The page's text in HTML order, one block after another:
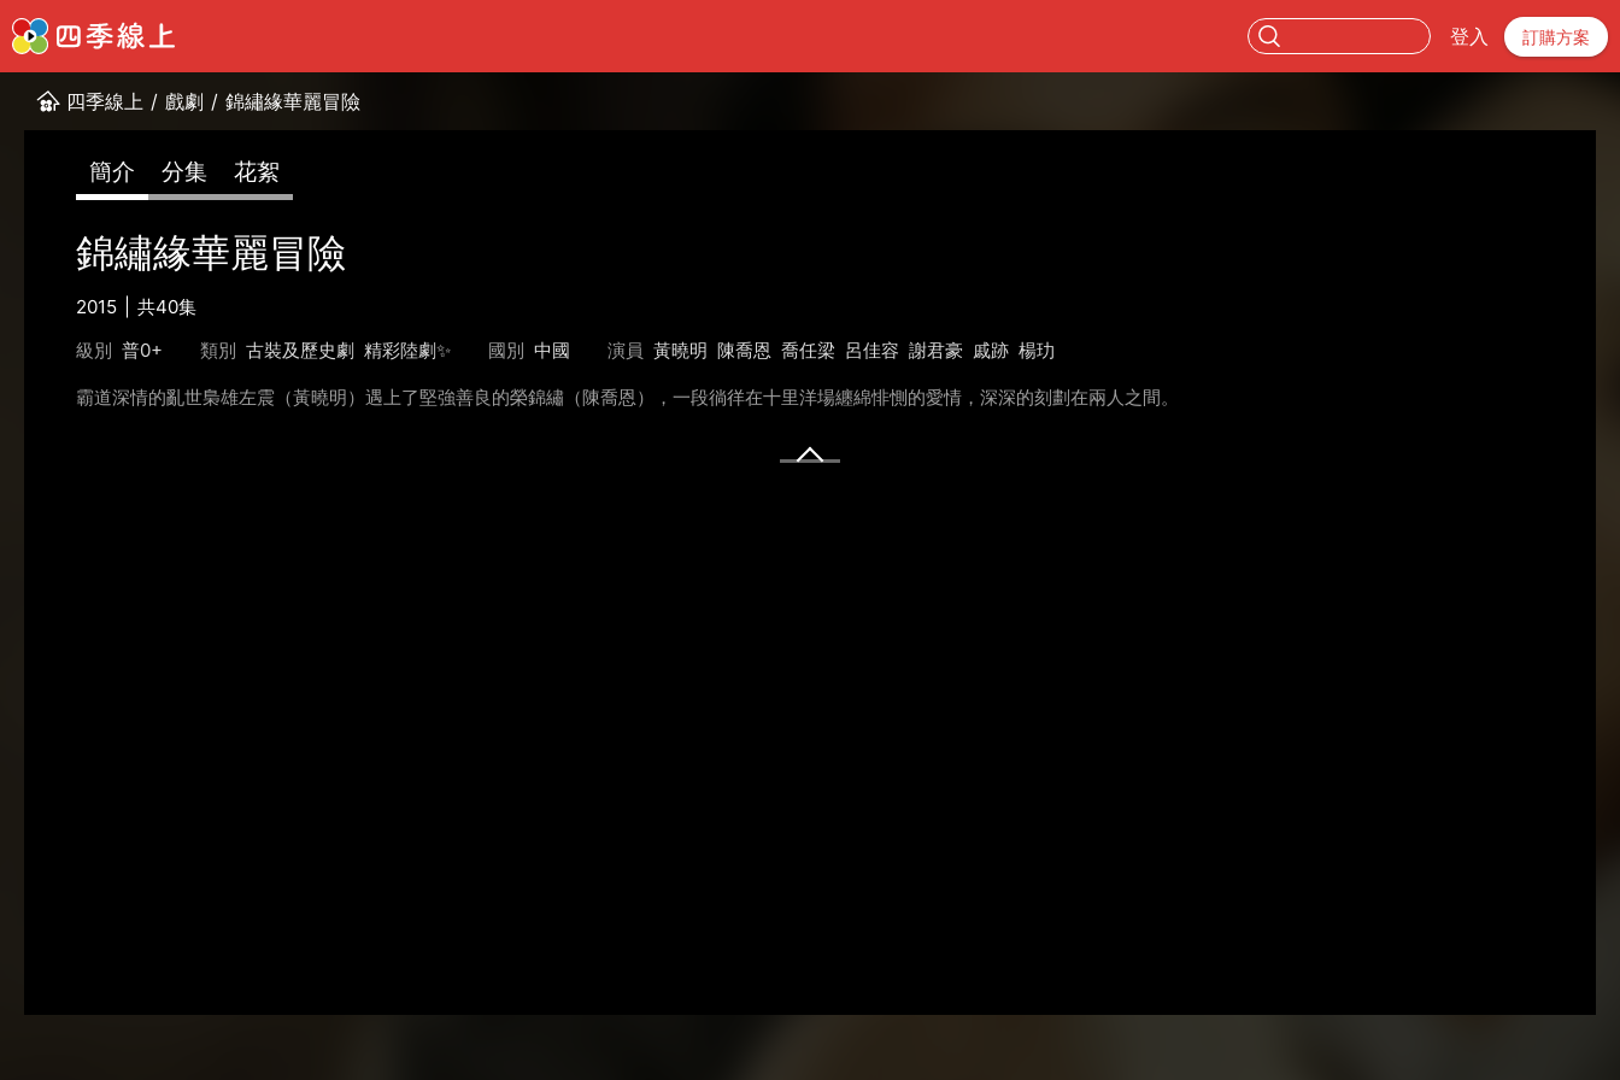
登入 訂購方案
四季線上 / 戲劇 / 錦繡緣華麗冒險
簡介 分集 花絮
錦繡緣華麗冒險
2015
共40集
級別 普0+ 類別 古裝及歷史劇 精彩陸劇✨ 國別 中國 演員 黃曉明 陳喬恩 喬任梁 呂佳容 謝君豪 戚跡 楊玏
霸道深情的亂世梟雄左震（黃曉明）遇上了堅強善良的榮錦繡（陳喬恩），一段徜徉在十里洋場纏綿悱惻的愛情，深深的刻劃在兩人之間。